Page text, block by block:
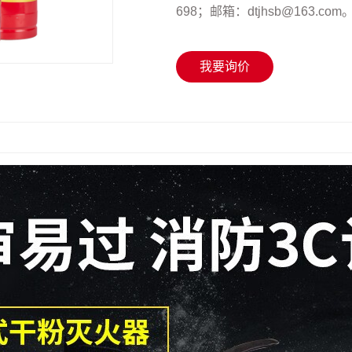
698；邮箱：dtjhsb@163.com
我要询价